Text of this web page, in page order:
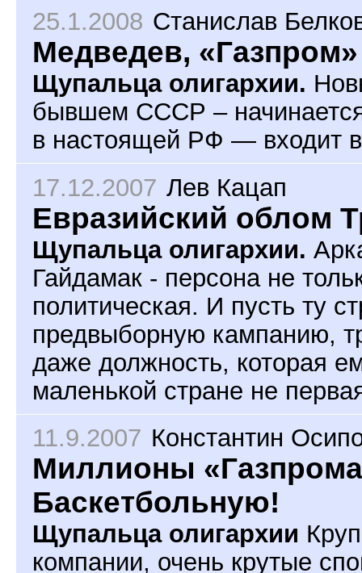
25.1.2008 Станислав
Медведев,
Щупальца олигархии.
бывшем СССР –
в настоящей РФ — входит
17.12.2007 Лев Кацап
Евразийский облом
Щупальца олигархии.
Гайдамак - персона не
политическая. И пусть ту
предвыборную кампанию,
даже должность, которая
маленькой стране не
11.9.2007 Константин
Миллионы
Баскетбольную!
Щупальца олигархии
компании, очень крутые